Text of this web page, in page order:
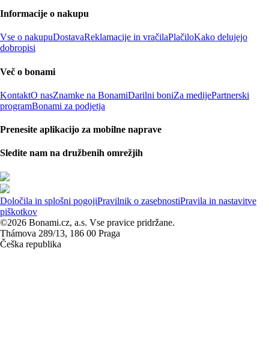
Informacije o nakupu
Vse o nakupuDostavaReklamacije in vračilaPlačiloKako delujejo
dobropisi
Več o bonami
KontaktO nasZnamke na BonamiDarilni boniZa medijePartnerski
programBonami za podjetja
Prenesite aplikacijo za mobilne naprave
Sledite nam na družbenih omrežjih
Določila in splošni pogojiPravilnik o zasebnostiPravila in nastavitve
piškotkov
©2026 Bonami.cz, a.s. Vse pravice pridržane.
Thámova 289/13, 186 00 Praga
Češka republika